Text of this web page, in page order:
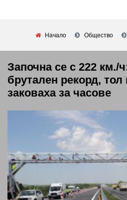
Начало Общество
Започна се с 222
брутален рекорд, тол
заковаха за часове